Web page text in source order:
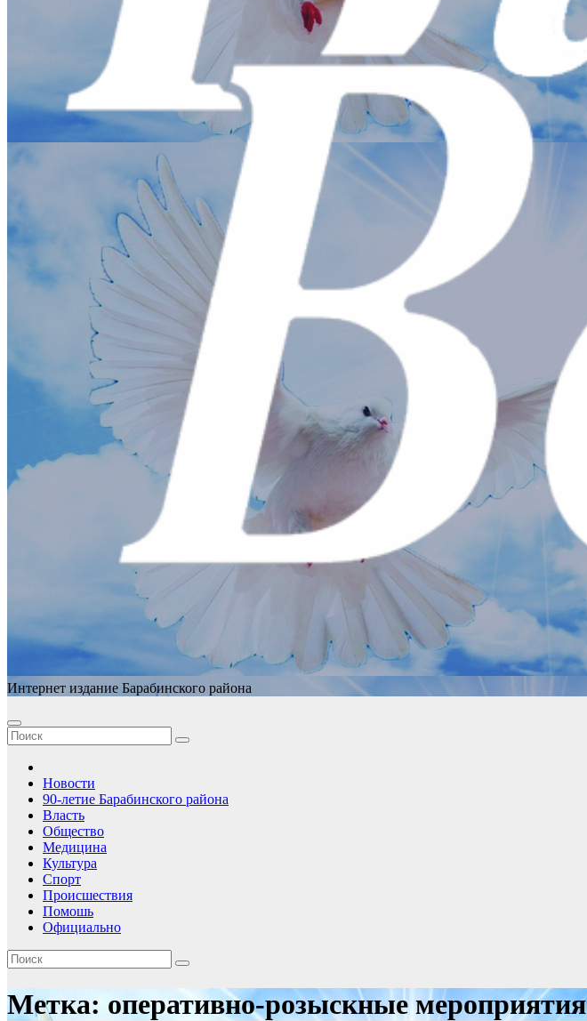
Интернет издание Барабинского района
Новости
90-летие Барабинского района
Власть
Общество
Медицина
Культура
Спорт
Происшествия
Помошь
Официально
Метка: оперативно-розыскные мероприятия